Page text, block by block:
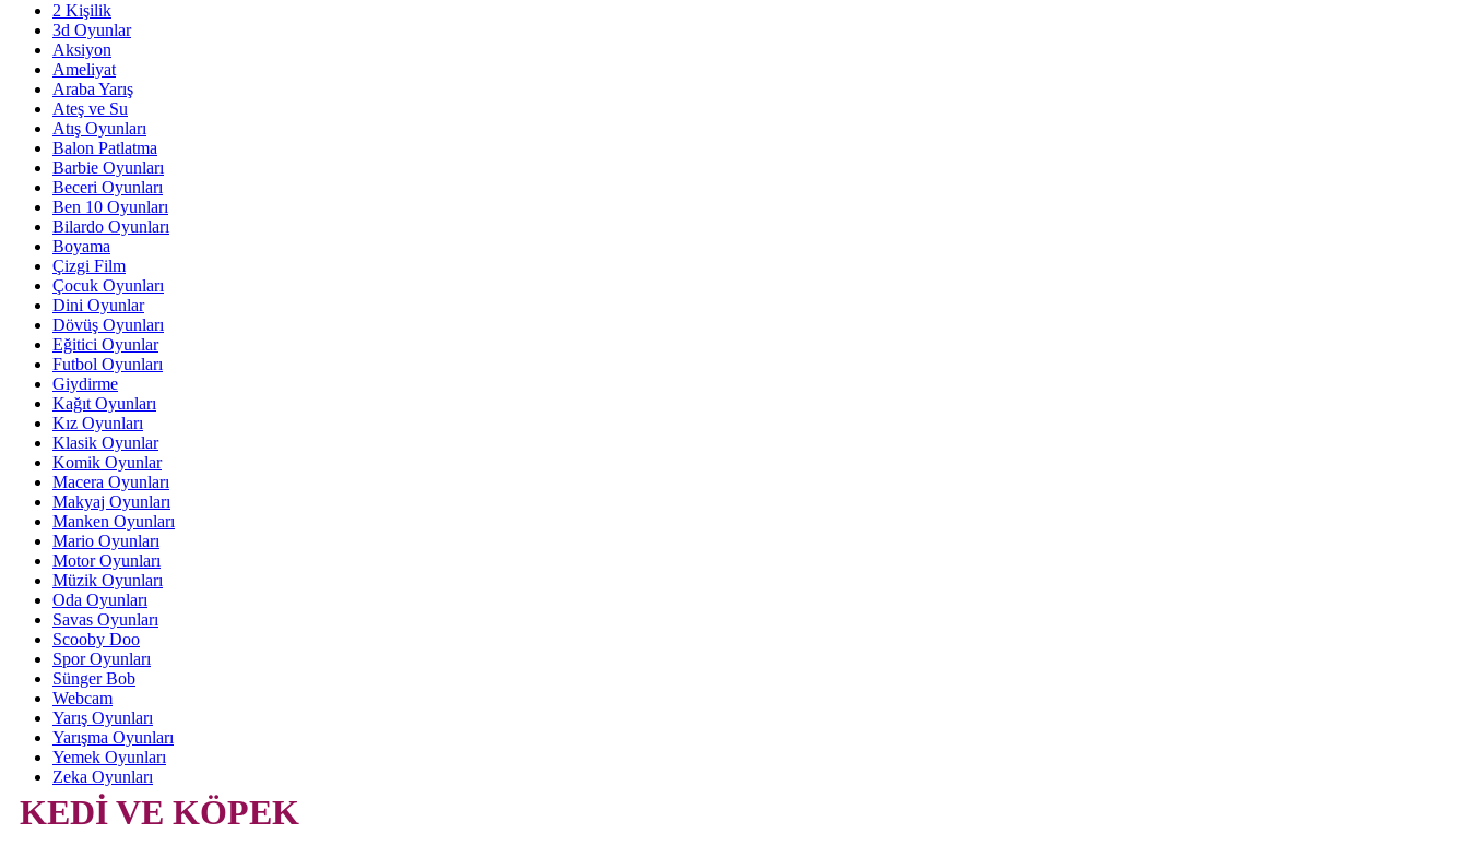
2 Kişilik
3d Oyunlar
Aksiyon
Ameliyat
Araba Yarış
Ateş ve Su
Atış Oyunları
Balon Patlatma
Barbie Oyunları
Beceri Oyunları
Ben 10 Oyunları
Bilardo Oyunları
Boyama
Çizgi Film
Çocuk Oyunları
Dini Oyunlar
Dövüş Oyunları
Eğitici Oyunlar
Futbol Oyunları
Giydirme
Kağıt Oyunları
Kız Oyunları
Klasik Oyunlar
Komik Oyunlar
Macera Oyunları
Makyaj Oyunları
Manken Oyunları
Mario Oyunları
Motor Oyunları
Müzik Oyunları
Oda Oyunları
Savas Oyunları
Scooby Doo
Spor Oyunları
Sünger Bob
Webcam
Yarış Oyunları
Yarışma Oyunları
Yemek Oyunları
Zeka Oyunları
KEDİ VE KÖPEK